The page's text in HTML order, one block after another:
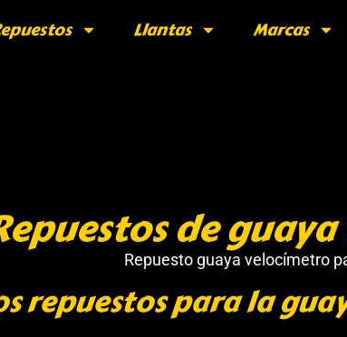
Llantas Marcas
de
Repuesto guaya velocímetro
repuestos para la